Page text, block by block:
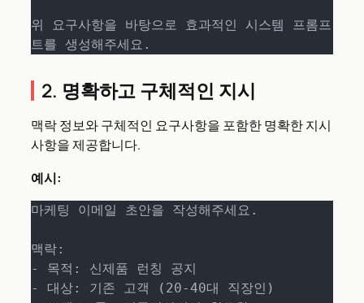
위 요구사항을 바탕으로 효과적인 시스템 프롬프
트를 생성해주세요.
2. 명확하고 구체적인 지시
맥락 정보와 구체적인 요구사항을 포함한 명확한 지시
사항을 제공합니다.
예시:
마케팅 이메일 초안을 작성해주세요.
맥락:
- 목적: 신제품 런칭 공지
- 대상: 기존 고객 (20-40대 직장인)